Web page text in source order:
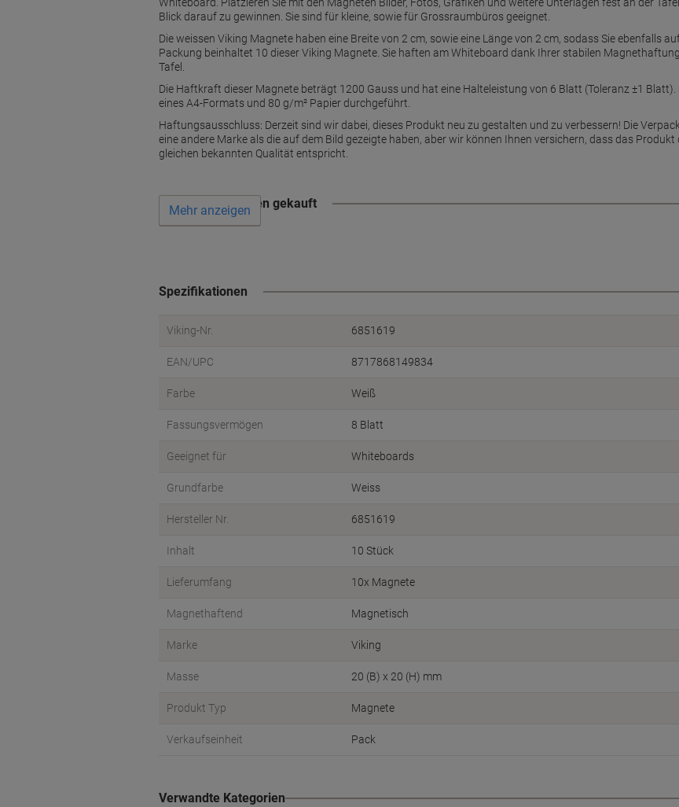
Blick darauf zu gewinnen. Sie sind für kleine, sowie für Grossraumbüros geeignet.
Die weissen Viking Magnete haben eine Breite von 2 cm, sowie eine Länge von 2 cm, sodass Sie ebenfalls
Packung beinhaltet 10 dieser Viking Magnete. Sie haften am Whiteboard dank Ihrer stabilen
Tafel.
Die Haftkraft dieser Magnete beträgt 1200 Gauss und hat eine Halteleistung von 6 Blatt (Toleranz ±1
eines A4-Formats und 80 g/m² Papier durchgeführt.
Haftungsausschluss: Derzeit sind wir dabei, dieses Produkt neu zu gestalten und zu verbessern! Die
eine andere Marke als die auf dem Bild gezeigte haben, aber wir können Ihnen versichern, dass das
gleichen bekannten Qualität entspricht.
Wird oft zusammen gekauft
Mehr anzeigen
Spezifikationen
Viking-Nr. 6851619
EAN/UPC 8717868149834
Farbe Weiß
Fassungsvermögen 8 Blatt
Geeignet für Whiteboards
Grundfarbe Weiss
Hersteller Nr. 6851619
Inhalt 10 Stück
Lieferumfang 10x Magnete
Magnethaftend Magnetisch
Marke Viking
Masse 20 (B) x 20 (H) mm
Produkt Typ Magnete
Verkaufseinheit Pack
Verwandte Kategorien